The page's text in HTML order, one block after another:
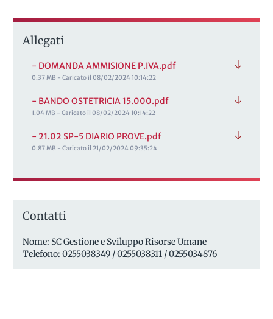
Allegati
- DOMANDA AMMISIONE P.IVA.pdf
0.37 MB - Caricato il 08/02/2024 10:14:22
- BANDO OSTETRICIA 15.000.pdf
1.04 MB - Caricato il 08/02/2024 10:14:22
- 21.02 SP-5 DIARIO PROVE.pdf
0.87 MB - Caricato il 21/02/2024 09:35:24
Contatti
Nome: SC Gestione e Sviluppo Risorse Umane
Telefono: 0255038349 / 0255038311 / 0255034876